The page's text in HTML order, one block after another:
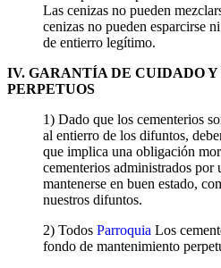
Las cenizas no pueden
cenizas no pueden esparcirse
de entierro legítimo.
IV. GARANTÍA DE CUIDADO
PERPETUOS
1) Dado que los cementerios
al entierro de los difuntos,
que implica una obligación
cementerios administrados por
mantenerse en buen estado,
nuestros difuntos.
2) Todos Parroquia Los
fondo de mantenimiento